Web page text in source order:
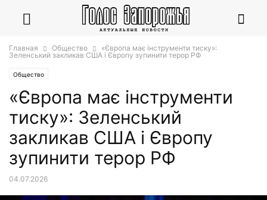
Главная Общество
«Європа має інструменти тиску»:
Зеленський закликав США і Європу зупинити терор РФ
Общество
«Європа має інструменти
тиску»: Зеленський
закликав США і Європу
зупинити терор РФ
04.07.2026